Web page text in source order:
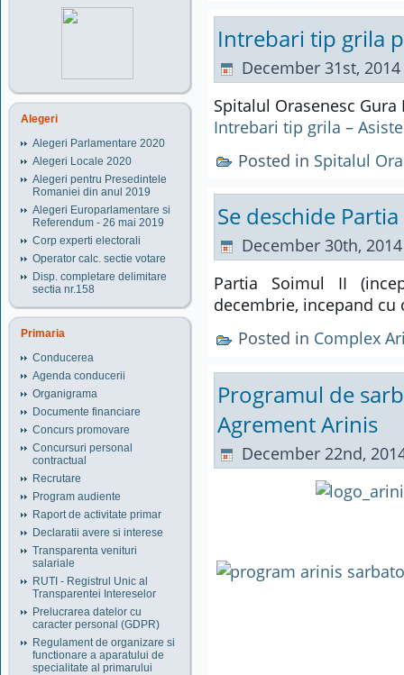
Alegeri
Alegeri Parlamentare 2020
Alegeri Locale 2020
Alegeri pentru Presedintele
Romaniei din anul 2019
Alegeri Europarlamentare si
Referendum - 26 mai 2019
Corp experti electorali
Operator calc. sectie votare
Disp. completare delimitare
sectia nr.158
Primaria
Conducerea
Agenda conducerii
Organigrama
Documente financiare
Concurs promovare
Concursuri personal
contractual
Recrutare
Program audiente
Raport de activitate primar
Declaratii avere si interese
Transparenta venituri
salariale
RUTI - Registrul Unic al
Transparentei Intereselor
Prelucrarea datelor cu
caracter personal (GDPR)
Regulament de organizare si
functionare a aparatului de
specialitate al primarului
Intrebari tip grila
December 31st,
Spitalul Orasenesc
Intrebari tip grila –
Posted in Spitalul
Se deschide
December 30th,
Partia Soimul II
decembrie, incepand cu
Posted in Complex
Programul de
Agrement Arinis
December 22nd,